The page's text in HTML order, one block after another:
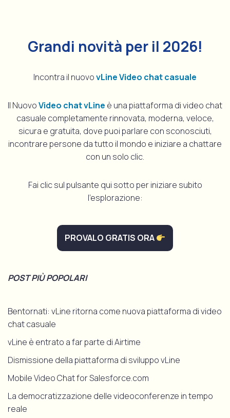
Grandi novità per il 2026!
Incontra il nuovovLine Video chat casuale
Il NuovoVideo chat vLine è una piattaforma di video chat
casuale completamente rinnovata, moderna, veloce,
sicura e gratuita, dove puoi parlare con sconosciuti,
incontrare persone da tutto il mondo e iniziare a chattare
con un solo clic.
Fai clic sul pulsante qui sotto per iniziare subito
l'esplorazione:
PROVALO GRATIS ORA
POST PIÙ POPOLARI
Bentornati: vLine ritorna come nuova piattaforma di video
chat casuale
vLine è entrato a far parte di Airtime
Dismissione della piattaforma di sviluppo vLine
Mobile Video Chat for Salesforce.com
La democratizzazione delle videoconferenze in tempo
reale